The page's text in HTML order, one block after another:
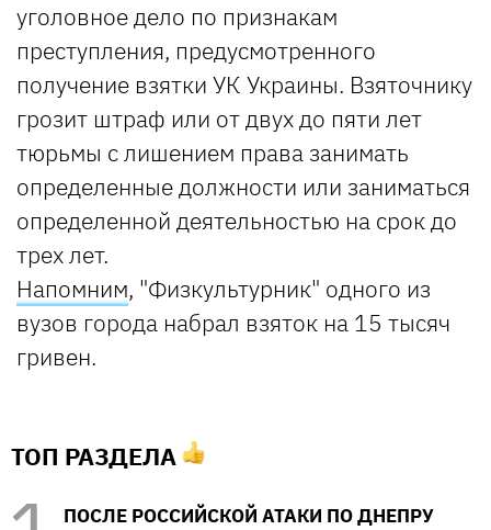
уголовное дело по признакам
преступления, предусмотренного
получение взятки УК Украины. Взяточнику
грозит штраф или от двух до пяти лет
тюрьмы с лишением права занимать
определенные должности или заниматься
определенной деятельностью на срок до
трех лет.
Напомним, "Физкультурник" одного из
вузов города набрал взяток на 15 тысяч
гривен.
ТОП РАЗДЕЛА
ПОСЛЕ РОССИЙСКОЙ АТАКИ ПО ДНЕПРУ